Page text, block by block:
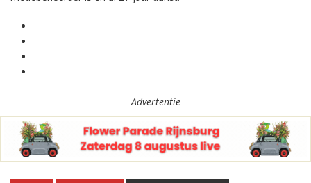
Advertentie